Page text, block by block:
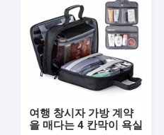
여행 창시자 가방 계약
을 매다는 4 칸막이 욕실